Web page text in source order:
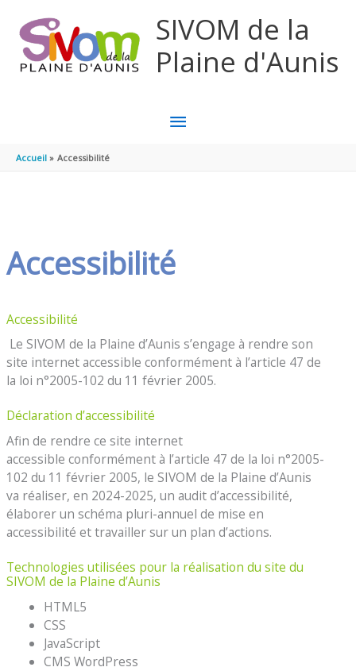
SIVOM de la
Plaine d'Aunis
MENU
Accueil Accessibilité
Accessibilité
Accessibilité
Le SIVOM de la Plaine d’Aunis s’engage à rendre son
site internet accessible conformément à l’article 47 de
la loi n°2005-102 du 11 février 2005.
Déclaration d’accessibilité
Afin de rendre ce site internet
accessible conformément à l’article 47 de la loi n°2005-
102 du 11 février 2005, le SIVOM de la Plaine d’Aunis
va réaliser, en 2024-2025, un audit d’accessibilité,
élaborer un schéma pluri-annuel de mise en
accessibilité et travailler sur un plan d’actions.
Technologies utilisées pour la réalisation du site du
SIVOM de la Plaine d’Aunis
HTML5
CSS
JavaScript
CMS WordPress